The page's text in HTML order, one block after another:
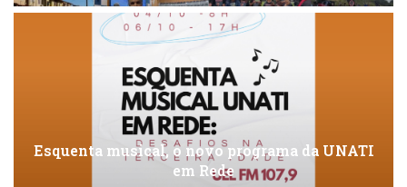
Esquenta musical, o novo programa da UNATI
em Rede